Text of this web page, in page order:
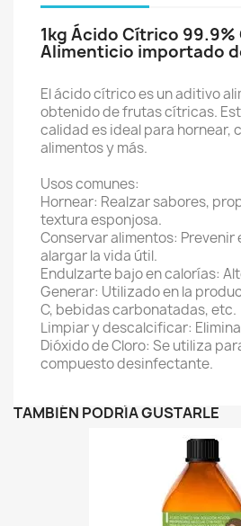
1kg Ácido Cítrico 99.9%
Alimenticio importado
El ácido cítrico es un aditivo
obtenido de frutas cítricas.
calidad es ideal para hornear,
alimentos y más.
Usos comunes:
Hornear: Realzar sabores,
textura esponjosa.
Conservar alimentos: Prevenir
alargar la vida útil.
Endulzarte bajo en calorías:
Generar: Utilizado en la
C, bebidas carbonatadas, etc.
Limpiar y descalcificar:
Dióxido de Cloro: Se utiliza
compuesto desinfectante.
TAMBIÉN PODRÍA GUSTARLE